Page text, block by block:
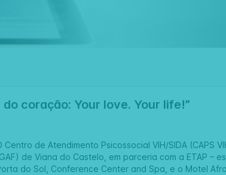
coração: Your love. Your life!”
Centro de Atendimento Psicossocial VIH/SIDA (CAPS
de Viana do Castelo, em parceria com a ETAP –
do Sol, Conference Center and Spa, e o Motel